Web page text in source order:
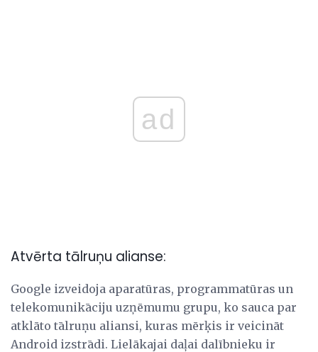
ad
Atvērta tālruņu alianse:
Google izveidoja aparatūras, programmatūras un
telekomunikāciju uzņēmumu grupu, ko sauca par
atklāto tālruņu aliansi, kuras mērķis ir veicināt
Android izstrādi. Lielākajai daļai dalībnieku ir